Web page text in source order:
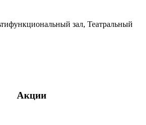
зал, Театральный
Акции